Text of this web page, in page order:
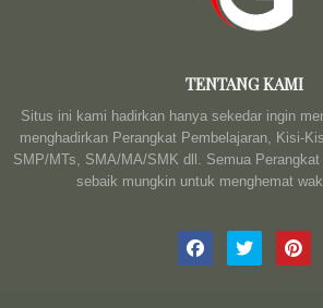
TENTANG KAMI
Situs ini kami hadirkan hanya sekedar ingin
menghadirkan Perangkat Pembelajaran, Kisi-
SMP/MTs, SMA/MA/SMK dll. Semua
sebaik mungkin untuk menghemat